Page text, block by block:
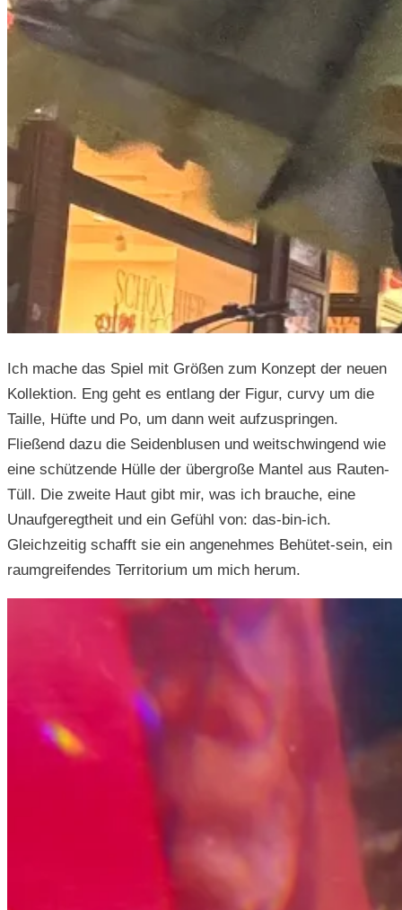
Ich mache das Spiel mit Größen zum Konzept der neuen
Kollektion. Eng geht es entlang der Figur, curvy um die
Taille, Hüfte und Po, um dann weit aufzuspringen.
Fließend dazu die Seidenblusen und weitschwingend wie
eine schützende Hülle der übergroße Mantel aus Rauten-
Tüll. Die zweite Haut gibt mir, was ich brauche, eine
Unaufgeregtheit und ein Gefühl von: das-bin-ich.
Gleichzeitig schafft sie ein angenehmes Behütet-sein, ein
raumgreifendes Territorium um mich herum.